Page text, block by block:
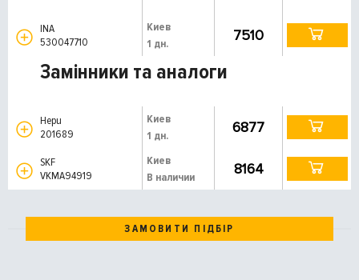
INA
530047710
Киев
1 дн.
7510
Замінники та аналоги
Hepu
201689
Киев
1 дн.
6877
SKF
VKMA94919
Киев
В наличии
8164
ЗАМОВИТИ ПІДБІР